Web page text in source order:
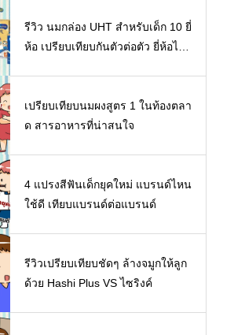
รีวิว นมกล่อง UHT สำหรับเด็ก 10 ยี่
ห้อ เปรียบเทียบกันตัวต่อตัว ยี่ห้อไห
เปรียบเทียบนมผงสูตร 1 ในท้องตลา
ด สารอาหารที่น่าสนใจ
4 แปรงสีฟันเด็กยุคใหม่ แบรนด์ไหน
ใช้ดี เทียบแบรนด์ต่อแบรนด์
รีวิวเปรียบเทียบชัดๆ ล้างจมูกให้ลูก
ด้วย Hashi Plus VS ไซริงค์